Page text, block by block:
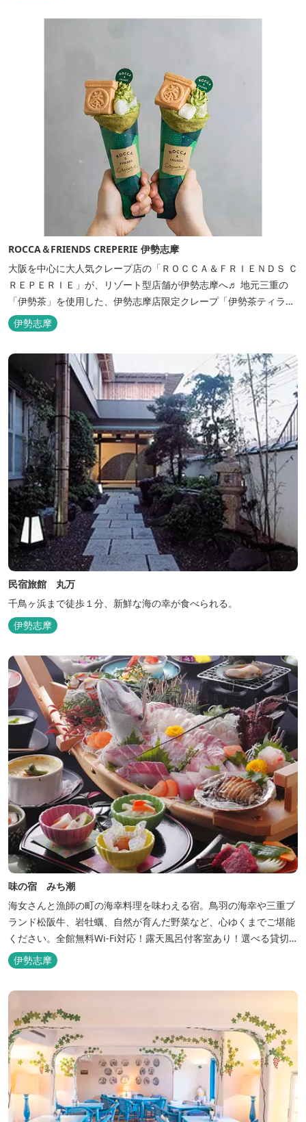
ROCCA＆FRIENDS CREPERIE 伊勢志摩
大阪を中心に大人気クレープ店の「ＲＯＣＣＡ＆ＦＲＩＥＮＤＳ Ｃ
ＲＥＰＥＲＩＥ」が、リゾート型店舗が伊勢志摩へ♬ 地元三重の
「伊勢茶」を使用した、伊勢志摩店限定クレープ「伊勢茶ティラミ
ス」をはじめ、まるで「パフェ」のような創作クレープを味わえま
す。 また季節に合わせて、期間限定クレープやドリンク種類も豊富
います。 店舗前のテラス...
伊勢志摩
民宿旅館 丸万
千鳥ヶ浜まで徒歩１分、新鮮な海の幸が食べられる。
伊勢志摩
味の宿 みち潮
海女さんと漁師の町の海幸料理を味わえる宿。鳥羽の海幸や三重ブ
ランド松阪牛、岩牡蠣、自然が育んだ野菜など、心ゆくまでご堪能
ください。全館無料Wi-Fi対応！露天風呂付客室あり！選べる貸切
風呂も人気♪相差町内にはパワースポット石神さん（神明神社）あ
り！伊勢神宮・おかげ横丁まで最短40分！鳥羽十景にも選ばれた千
鳥ヶ浜は当館の目の前！宿を一歩出れば、満天の星空！周りに何も
伊勢志摩